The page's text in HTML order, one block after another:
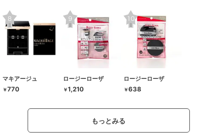
マキアージュ
￥770
ロージーローザ
￥1,210
ロージーローザ
￥638
もっとみる